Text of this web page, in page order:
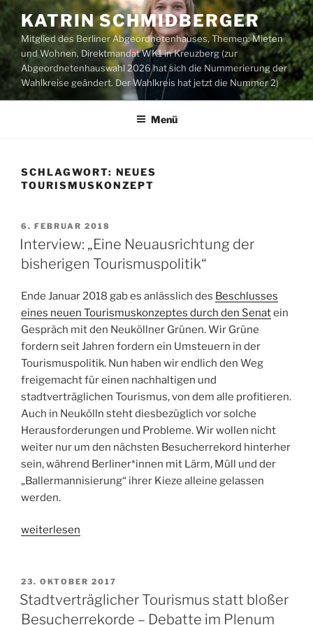
Zum
Inhalt
springen
KATRIN SCHMIDBERGER
Mitglied des Berliner Abgeordnetenhauses, Themen: Mieten
und Wohnen, Direktmandat WK1 in Kreuzberg (zur
Abgeordnetenhauswahl 2026 hat sich die Nummerierung der
Wahlkreise geändert. Der Wahlkreis hat jetzt die Nummer 2)
Menü
SCHLAGWORT: NEUES
TOURISMUSKONZEPT
VERÖFFENTLICHT
AM
6. FEBRUAR 2018
Interview: „Eine Neuausrichtung der
bisherigen Tourismuspolitik“
Ende Januar 2018 gab es anlässlich des Beschlusses
eines neuen Tourismuskonzeptes durch den Senatein
Gespräch mit den Neuköllner Grünen. Wir Grüne
fordern seit Jahren fordern ein Umsteuern in der
Tourismuspolitik. Nun haben wir endlich den Weg
freigemacht für einen nachhaltigen und
stadtverträglichen Tourismus, von dem alle profitieren.
Auch in Neukölln steht diesbezüglich vor solche
Herausforderungen und Probleme. Wir wollen nicht
weiter nur um den nächsten Besucherrekord hinterher
sein, während Berliner*innen mit Lärm, Müll und der
„Ballermannisierung“ ihrer Kieze alleine gelassen
werden.
„Interview:
der
bisherigen
Tourismuspolitik““
weiterlesen
VERÖFFENTLICHT
AM
23. OKTOBER 2017
Stadtverträglicher Tourismus statt bloßer
Besucherrekorde – Debatte im Plenum